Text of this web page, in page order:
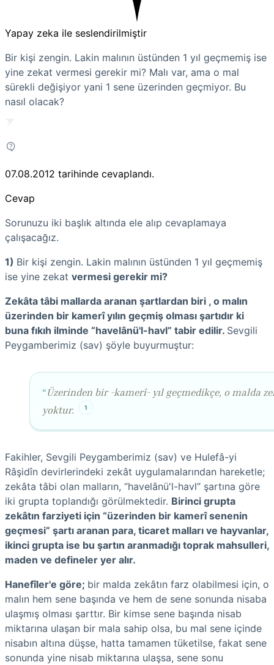
Yapay zeka ile seslendirilmiştir
Bir kişi zengin. Lakin malının üstünden 1 yıl geçmemiş ise
yine zekat vermesi gerekir mi? Malı var, ama o mal
sürekli değişiyor yani 1 sene üzerinden geçmiyor. Bu
nasıl olacak?
07.08.2012 tarihinde cevaplandı.
Cevap
Sorunuzu iki başlık altında ele alıp cevaplamaya
çalışacağız.
1) Bir kişi zengin. Lakin malının üstünden 1 yıl geçmemiş
ise yine zekat vermesi gerekir mi?
Zekâta tâbi mallarda aranan şartlardan biri , o malın
üzerinden bir kamerî yılın geçmiş olması şartıdır ki
buna fıkıh ilminde “havelânü'l-havl” tabir edilir. Sevgili
Peygamberimiz (sav) şöyle buyurmuştur:
“Üzerinden bir -kamerî- yıl geçmedikçe, o malda
yoktur.
1
Fakihler, Sevgili Peygamberimiz (sav) ve Hulefâ-yi
Râşidîn devirlerindeki zekât uygulamalarından hareketle;
zekâta tâbi olan malların, “havelânü'l-havl” şartına göre
iki grupta top­landığı görülmektedir. Birinci grupta
zekâtın farziyeti için “üzerinden bir kamerî senenin
geçmesi” şartı aranan para, ticaret malları ve hayvanlar,
ikinci grupta ise bu şartın aranmadığı toprak mahsulleri,
maden ve defineler yer alır.
Hanefîler'e göre; bir malda zekâtın farz olabilmesi için, o
malın hem sene başında ve hem de sene sonunda nisaba
ulaşmış olması şarttır. Bir kimse sene başında nisab
miktarına ulaşan bir mala sahip olsa, bu mal sene içinde
nisabın altına düşse, hatta tamamen tüketilse, fakat sene
sonunda yine nisab miktarına ulaşsa, sene sonu